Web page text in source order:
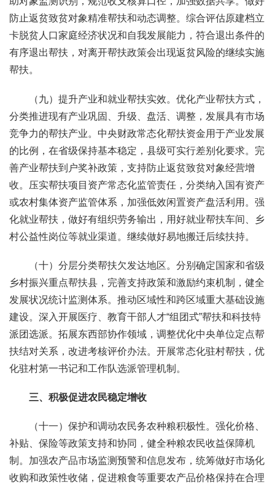
防止返贫致贫对象精准帮扶和动态调整。综合评估原建档立
卡脱贫人口家庭经济状况和自我发展能力，符合退出条件的
有序退出帮扶，对离开帮扶政策会出现返贫风险的继续实施
帮扶。
（九）提升产业和就业帮扶实效。优化产业帮扶方式，
分类推进现有产业巩固、升级、盘活、调整，发展具有市场
竞争力的帮扶产业。中央财政常态化帮扶资金用于产业发展
的比例，在省级保持基本稳定，县级可实行差别化要求。完
善产业帮扶到户奖补政策，支持防止返贫致贫对象经营增
收。压实帮扶项目资产常态化监管责任，分类纳入国有资产
或农村集体资产监管体系，加强低效闲置资产盘活利用。强
化就业帮扶，做好有组织劳务输出，用好就业帮扶车间、乡
村公益性岗位等就业渠道。继续做好易地搬迁后续扶持。
（十）分层分类帮扶欠发达地区。分别确定国家和省级
乡村振兴重点帮扶县，完善支持政策和激励约束机制，健全
发展状况统计监测体系。推动区域性和跨区域重大基础设施
建设。深入开展医疗、教育干部人才“组团式”帮扶和科技特
派团选派。拓展东西部协作领域，调整优化中央单位定点帮
扶结对关系，改进考核评价办法。开展常态化驻村帮扶，优
化驻村第一书记和工作队选派管理机制。
三、积极促进农民稳定增收
（十一）保护和调动农民务农种粮积极性。强化价格、
补贴、保险等政策支持和协同，健全种粮农民收益保障机
制。加强农产品市场监测预警和信息发布，统筹做好市场化
收购和政策性收储，促进粮食等重要农产品价格保持在合理